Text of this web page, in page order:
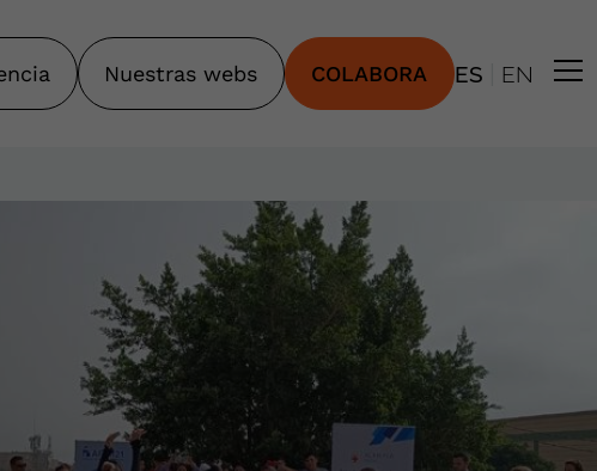
Nuestras webs COLABORA ES EN